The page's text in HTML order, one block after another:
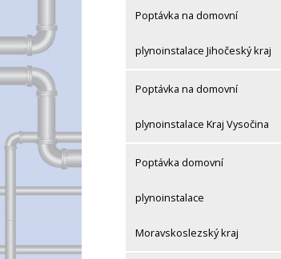
Poptávka na domovní
plynoinstalace Jihočeský kraj
Poptávka na domovní
plynoinstalace Kraj Vysočina
Poptávka domovní
plynoinstalace
Moravskoslezský kraj